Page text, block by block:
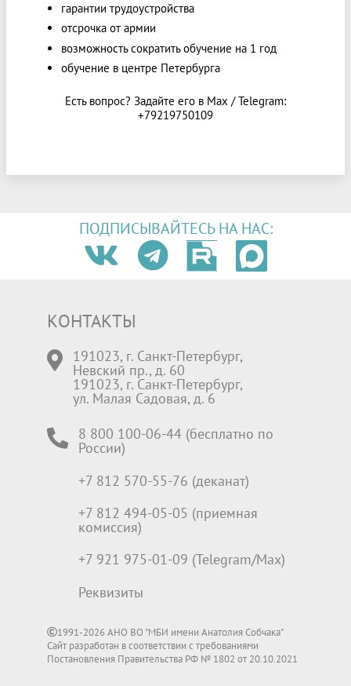
гарантии трудоустройства
отсрочка от армии
возможность сократить обучение на 1 год
обучение в центре Петербурга
Есть вопрос? Задайте его в Max / Telegram:
+79219750109
ПОДПИСЫВАЙТЕСЬ НА НАС:
КОНТАКТЫ
191023, г. Санкт-Петербург,
Невский пр., д. 60
191023, г. Санкт-Петербург,
ул. Малая Садовая, д. 6
8 800 100-06-44 (бесплатно по
России)
+7 812 570-55-76 (деканат)
+7 812 494-05-05 (приемная
комиссия)
+7 921 975-01-09 (Telegram/Max)
Реквизиты
1991-2026 АНО ВО "МБИ имени Анатолия Собчака"
Сайт разработан в соответствии с требованиями
Постановления Правительства РФ № 1802 от 20.10.2021